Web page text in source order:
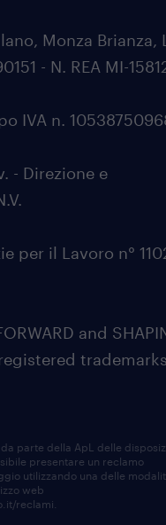
Monza Brianza,
- N. REA MI-
IVA n.
- Direzione e
per il Lavoro n°
and
registered
parte della ApL delle
presentare un reclamo
utilizzando una delle
web
reclami